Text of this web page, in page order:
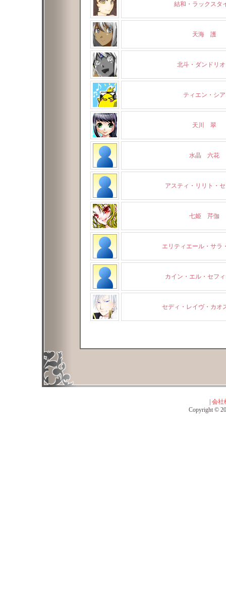
結和・ラックスタ
天海 護
北斗・ダンドリ
ティエン・シア
天川 翠
水晶 六花
アスティ・リリト・
七姫 芹伽
エリティエール・サラ
カイン・エル・セフ
セディ・レイヴ・カオ
会社
Copyright ©